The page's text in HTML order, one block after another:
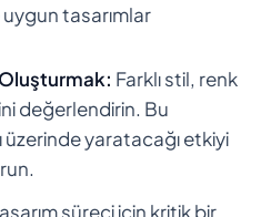
tasarımlar
Farklı stil, renk
değerlendirin. Bu
üzerinde yaratacağı etkiyi
süreci için kritik bir